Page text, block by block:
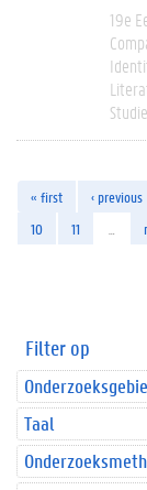
19e
« first ‹ previous
10
11
Filter op
Taal